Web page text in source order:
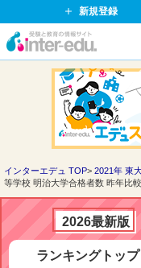
新規登録
イ
ド
ッ
ト
インターエデュ TOP 2021年 東
等学校 明治大学合格者数 昨年比較
2026最新版
ランキングトップ